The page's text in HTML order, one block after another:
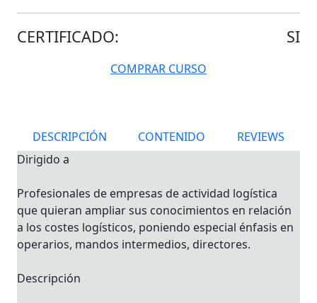
CERTIFICADO: SI
COMPRAR CURSO
DESCRIPCIÓN CONTENIDO
REVIEWS
Dirigido a
Profesionales de empresas de actividad logística
que quieran ampliar sus conocimientos en relación
a los costes logísticos, poniendo especial énfasis en
operarios, mandos intermedios, directores.
Descripción